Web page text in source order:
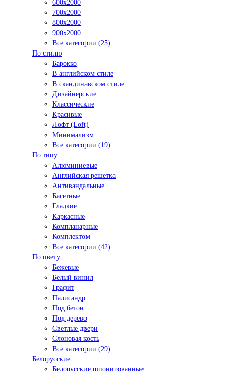
600x2000
700x2000
800x2000
900x2000
Все категории (25)
По стилю
Барокко
В английском стиле
В скандинавском стиле
Дизайнерские
Классические
Красивые
Лофт (Loft)
Минимализм
Все категории (19)
По типу
Алюминиевые
Английская решетка
Антивандальные
Багетные
Гладкие
Каркасные
Компланарные
Комплектом
Все категории (42)
По цвету
Бежевые
Белый винил
Графит
Палисандр
Под бетон
Под дерево
Светлые двери
Слоновая кость
Все категории (29)
Белорусские
Белорусские шпонированные